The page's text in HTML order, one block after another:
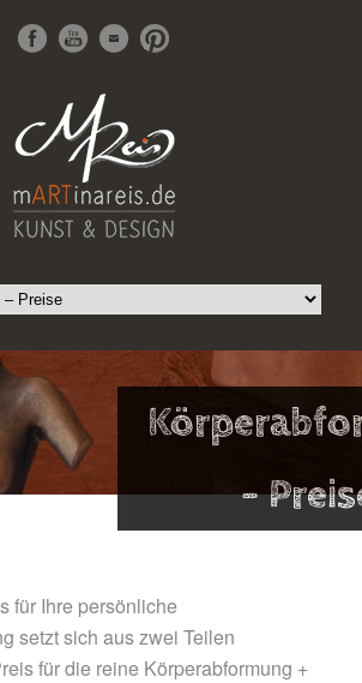
–
für Ihre persönliche
setzt sich aus zwei Teilen
für die reine Körperabformung +